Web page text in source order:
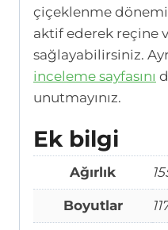
çiçeklenme
aktif ederek reçine
sağlayabilirsiniz.
inceleme sayfasını
unutmayınız.
Ek bilgi
Ağırlık
Boyutlar